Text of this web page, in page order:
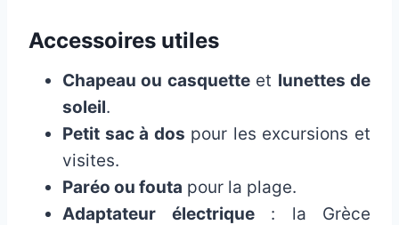
Accessoires utiles
Chapeau ou casquetteet lunettes de
soleil.
Petit sac à dos pour les excursions et
visites.
Paréo ou fouta pour la plage.
Adaptateur électrique: la Grèce